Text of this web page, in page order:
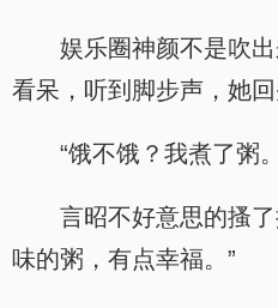
娱乐圈神颜不是吹
看呆，听到脚步声，她回
“饿不饿？我煮了粥
言昭不好意思的搔
味的粥，有点幸福。”